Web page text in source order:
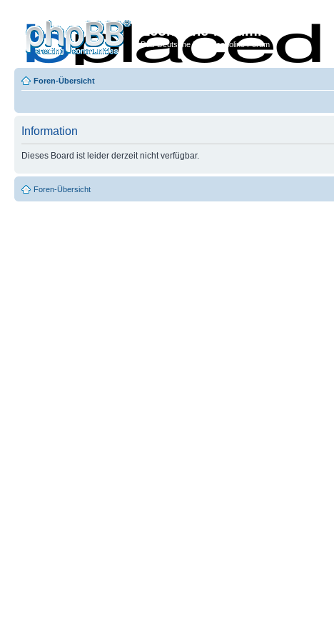
Econoline-Forum.de
Das Deutsche Ford Econoline Forum
Foren-Übersicht
Information
Dieses Board ist leider derzeit nicht verfügbar.
Foren-Übersicht